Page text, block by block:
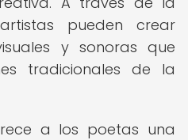
pueden crear
y sonoras que
tradicionales de la
a los poetas una